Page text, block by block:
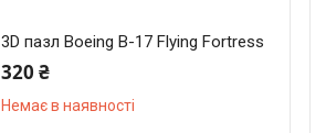
3D пазл Boeing B-17 Flying Fortress
320 ₴
Немає в наявності